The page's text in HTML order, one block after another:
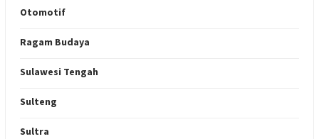
Otomotif
Ragam Budaya
Sulawesi Tengah
Sulteng
Sultra